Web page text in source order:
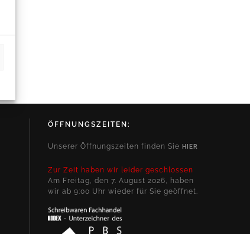
ÖFFNUNGSZEITEN:
Unserer Öffnungszeiten finden Sie HIER
Zur Zeit haben wir leider geschlossen
Am Freitag, den 7. August 2026, haben
wir ab 9:00 Uhr wieder für Sie geöffnet.